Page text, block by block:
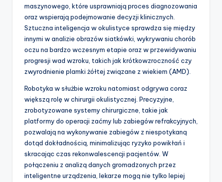
maszynowego, które usprawniają proces diagnozowania
oraz wspierają podejmowanie decyzji klinicznych.
Sztuczna inteligencja w okulistyce sprawdza się między
innymi w analizie obrazów siatkówki, wykrywaniu chorób
oczu na bardzo wczesnym etapie oraz w przewidywaniu
progresji wad wzroku, takich jak krótkowzroczność czy
zwyrodnienie plamki żółtej związane z wiekiem (AMD).
Robotyka w służbie wzroku natomiast odgrywa coraz
większą rolę w chirurgii okulistycznej. Precyzyjne,
zrobotyzowane systemy chirurgiczne, takie jak
platformy do operacji zaćmy lub zabiegów refrakcyjnych,
pozwalają na wykonywanie zabiegów z niespotykaną
dotąd dokładnością, minimalizując ryzyko powikłań i
skracając czas rekonwalescencji pacjentów. W
połączeniu z analizą danych gromadzonych przez
inteligentne urządzenia, lekarze mogą nie tylko lepiej